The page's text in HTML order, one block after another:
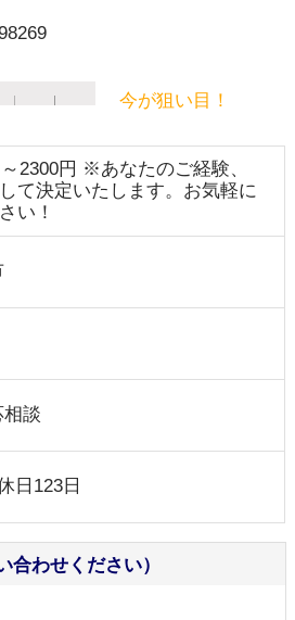
今が狙い目！
2300円 ※あなたのご経験、
て決定いたします。お気軽に
い！
談
日123日
合わせください）